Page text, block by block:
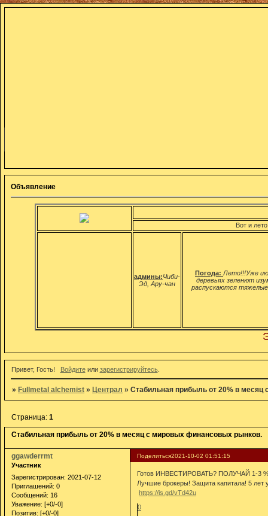
Объявление
Вот и
админы:Чиби-
Эд, Ару-чан
Погода: Лето!!!Уже
деревьях зеленют
распускаются
Этот
Привет, Гость! Войдитеили зарегистрируйтесь.
» Fullmetal alchemist » Централ »Стабильная прибыль от 20% в
Стабильная прибыль от 20% в месяц с мировых финансовых рынков.
Страница:1
Поделиться2021-10-02 01:51:15
ggawderrmt
Участник
Зарегистрирован: 2021-07-12
Приглашений: 0
Сообщений: 16
Уважение: [+0/-0]
Позитив: [+0/-0]
Готов ИНВЕСТИРОВАТЬ? ПОЛУЧАЙ 1-3 %
Лучшие брокеры! Защита капитала! 5
https://is.gd/vTd42u
0